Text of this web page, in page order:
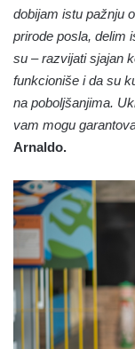
dobijam istu pažnju
prirode posla, delim
su – razvijati sjajan
funkcioniše i da su
na poboljšanjima.
vam mogu
Arnaldo.